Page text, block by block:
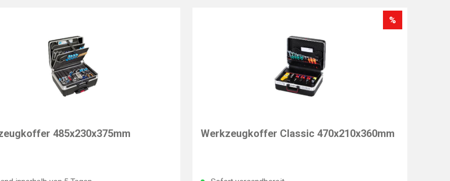
485x230x375mm
%
Werkzeugkoffer Classic 470x210x360mm